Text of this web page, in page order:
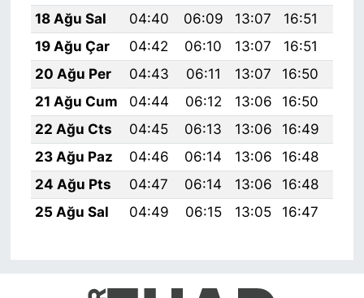
18 Ağu Sal
04:40 06:09 13:07 16:51
19 Ağu Çar
04:42 06:10 13:07 16:51
20 Ağu Per
04:43 06:11 13:07 16:50
21 Ağu Cum
04:44 06:12 13:06 16:50
22 Ağu Cts
04:45 06:13 13:06 16:49
23 Ağu Paz
04:46 06:14 13:06 16:48
24 Ağu Pts
04:47 06:14 13:06 16:48
25 Ağu Sal
04:49 06:15 13:05 16:47